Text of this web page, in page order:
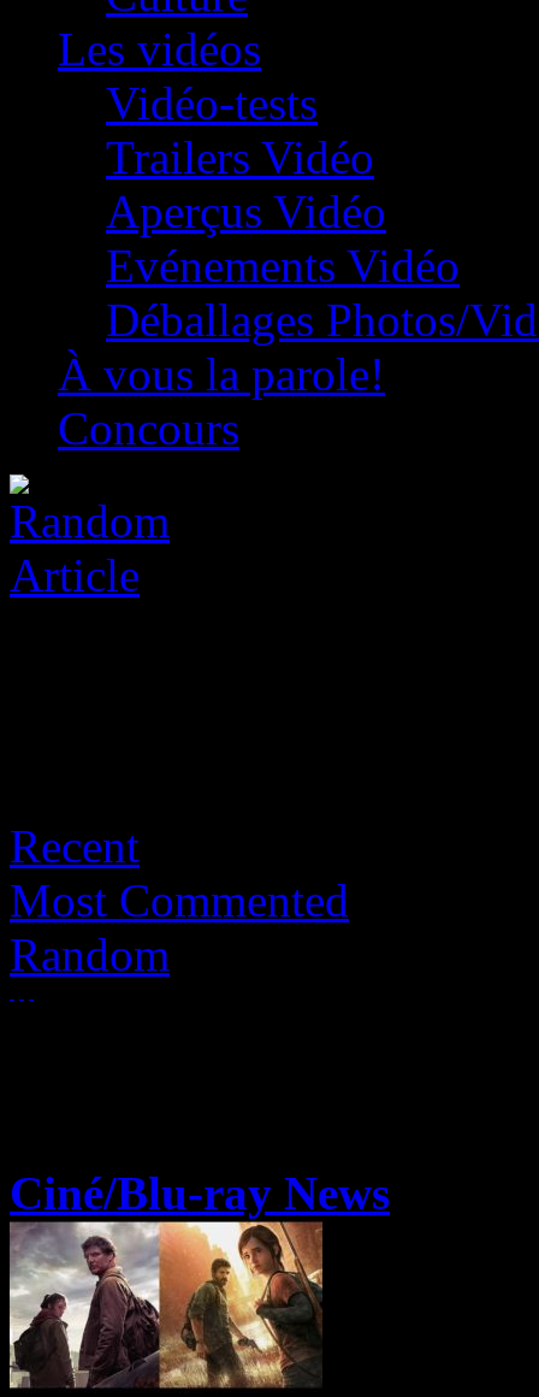
Les vidéos
Vidéo-tests
Trailers Vidéo
Aperçus Vidéo
Evénements Vidéo
Déballages Photos/
À vous la parole!
Concours
Recent
Most Commented
Random
Ciné/Blu-ray News